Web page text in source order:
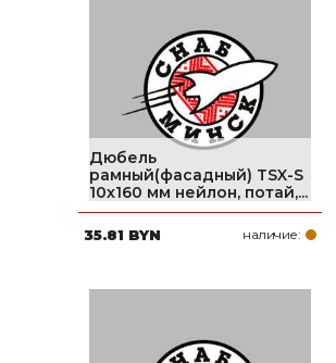
Садовая техника, оснастка и принадлежности
Сварочное оборудование и материалы
Средства индивидуальной защиты и спецодежда
Хранение инструмента (ящики, сумки, пояса, тележки)
Хозтовары
Дюбель
рамный(фасадный) TSX-S
10х160 мм нейлон, потай,...
35.81 BYN наличие: